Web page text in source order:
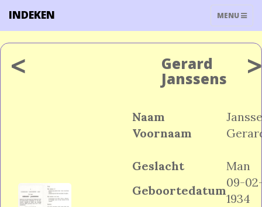
TOGGLE
MENU
INDEKEN
< Gerard
Janssens
Naam
Voornaam
Geslacht
Man
Geboortedatum
09-
1934
>